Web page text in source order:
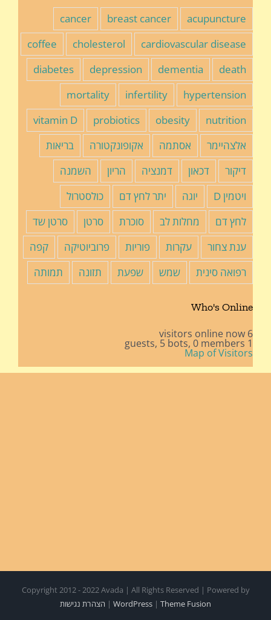
acupuncture
breast cancer
cancer
cardiovascular disease
cholesterol
coffee
death
dementia
depression
diabetes
hypertension
infertility
mortality
nutrition
obesity
probiotics
vitamin D
אלצהיימר
אסתמה אקופונקטורה
בריאות
דיקור
דכאון דמנציה הריון
השמנה
ויטמין D
יוגה יתר לחץ דם
כולסטרול
לחץ דם
מחלות לב סוכרת סרטן
סרטן שד
ענת צחור
עקרות פוריות פרוביוטיקה
קפה
רפואה סינית
שמש שפעת תזונה תמותה
Who's Online
6 visitors online now
1 guests,
5 bots, 0 members
Map of Visitors
Copyright 2012 - 2022 Avada | All Rights Reserved | Powered by
WordPress | Theme Fusion
| הצהרת נגישות